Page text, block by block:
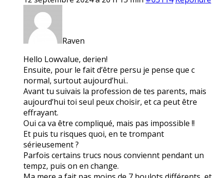
Raven
Hello Lowvalue, derien!
Ensuite, pour le fait d’être persu je pense que c
normal, surtout aujourd’hui..
Avant tu suivais la profession de tes parents, mais
aujourd’hui toi seul peux choisir, et ca peut être
effrayant.
Oui ca va être compliqué, mais pas impossible !!
Et puis tu risques quoi, en te trompant
sérieusement ?
Parfois certains trucs nous conviennt pendant un
tempz, puis on en change.